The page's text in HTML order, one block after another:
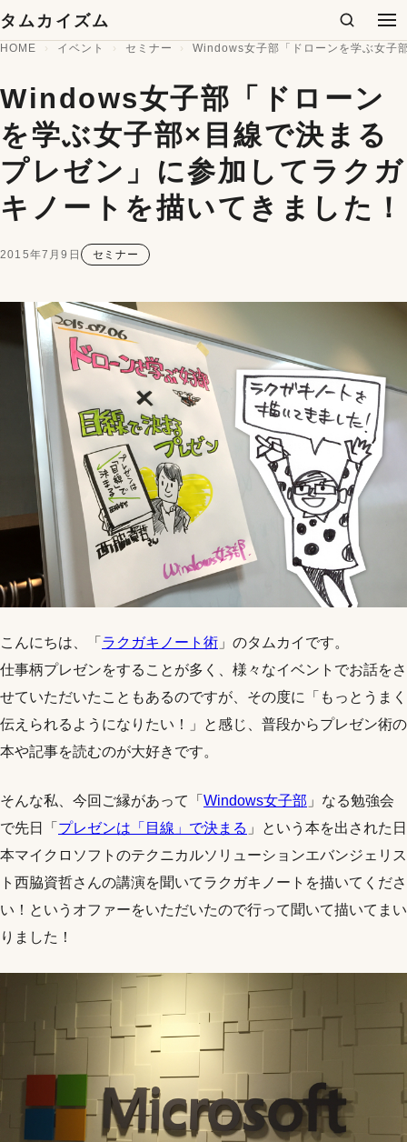
コンテンツへスキップ
タムカイズム 検索 メ
HOME イベント セミナー Windows女子部「ドローンを学ぶ女子
Windows女子部「ドローン
を学ぶ女子部×目線で決まる
プレゼン」に参加してラクガ
キノートを描いてきました！
2015年7月9日 セミナー
こんにちは、「 ラクガキノート術 」のタムカイです。
仕事柄プレゼンをすることが多く、様々なイベントでお話をさ
せていただいたこともあるのですが、その度に「もっとうまく
伝えられるようになりたい！」と感じ、普段からプレゼン術の
本や記事を読むのが大好きです。
そんな私、今回ご縁があって「 Windows女子部 」なる勉強会
で先日「 プレゼンは「目線」で決まる 」という本を出された日
本マイクロソフトのテクニカルソリューションエバンジェリス
ト西脇資哲さんの講演を聞いてラクガキノートを描いてくださ
い！というオファーをいただいたので行って聞いて描いてまい
りました！